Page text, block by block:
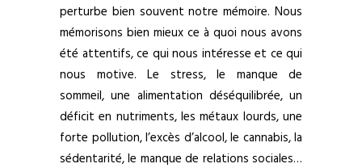
perturbe bien souvent notre mémoire. Nous
mémorisons bien mieux ce à quoi nous avons
été attentifs, ce qui nous intéresse et ce qui
nous motive. Le stress, le manque de
sommeil, une alimentation déséquilibrée, un
déficit en nutriments, les métaux lourds, une
forte pollution, l’excès d’alcool, le cannabis, la
sédentarité, le manque de relations sociales…